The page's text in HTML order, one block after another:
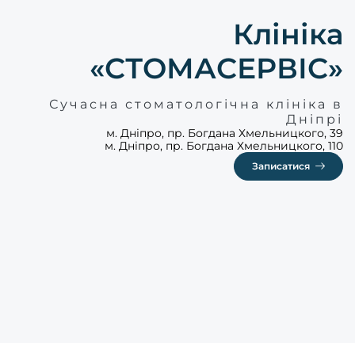
Клініка
«СТОМАСЕРВІС»
Сучасна стоматологічна клініка в
Дніпрі
м. Дніпро, пр. Богдана Хмельницкого, 39
м. Дніпро, пр. Богдана Хмельницкого, 110
Записатися